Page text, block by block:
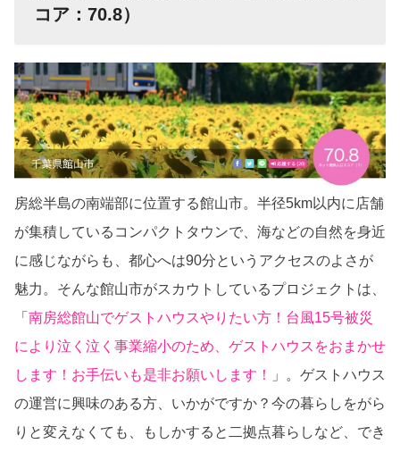
コア：70.8）
房総半島の南端部に位置する館山市。半径5km以内に店舗
が集積しているコンパクトタウンで、海などの自然を身近
に感じながらも、都心へは90分というアクセスのよさが
魅力。そんな館山市がスカウトしているプロジェクトは、
「 南房総館山でゲストハウスやりたい方！台風15号被災
により泣く泣く事業縮小のため、ゲストハウスをおまかせ
します！お手伝いも是非お願いします！
」。ゲストハウス
の運営に興味のある方、いかがですか？今の暮らしをがら
りと変えなくても、もしかすると二拠点暮らしなど、でき